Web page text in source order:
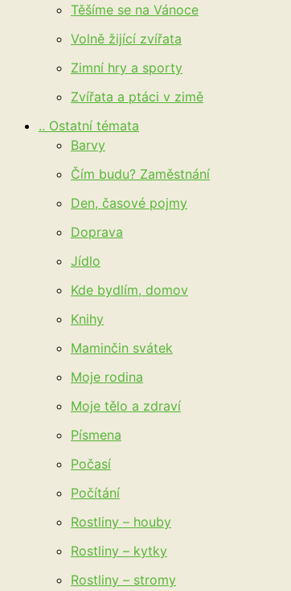
Těšíme se na Vánoce
Volně žijící zvířata
Zimní hry a sporty
Zvířata a ptáci v zimě
.. Ostatní témata
Barvy
Čím budu? Zaměstnání
Den, časové pojmy
Doprava
Jídlo
Kde bydlím, domov
Knihy
Maminčin svátek
Moje rodina
Moje tělo a zdraví
Písmena
Počasí
Počítání
Rostliny – houby
Rostliny – kytky
Rostliny – stromy